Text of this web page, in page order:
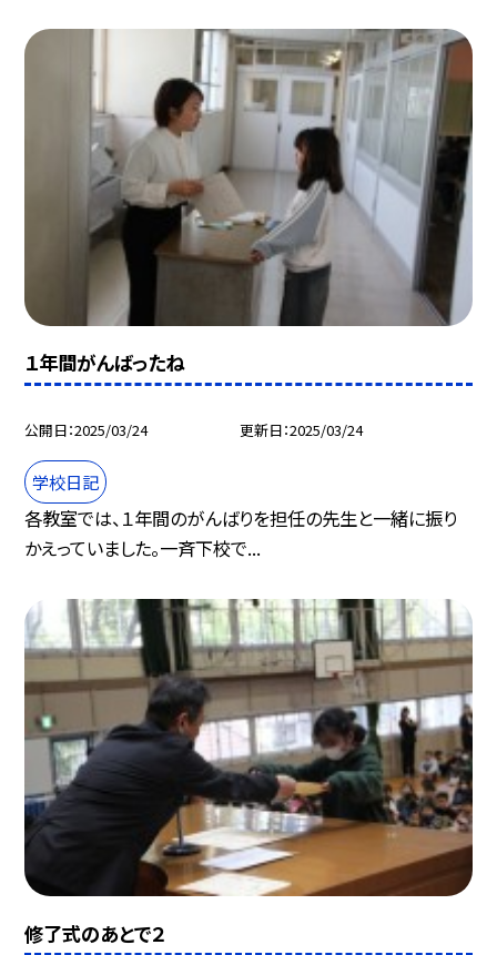
１年間がんばったね
公開日 2025/03/24 更新日 2025/03/24
学校日記
各教室では、１年間のがんばりを担任の先生と一緒に振り
かえっていました。一斉下校で...
修了式のあとで２